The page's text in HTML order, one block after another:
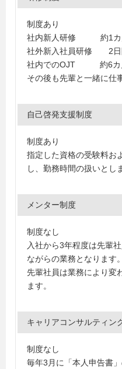
制度あり
社内新人研修 約1カ
社外新入社員研修 2日
社内でのOJT 約6カ
その後も先輩と一緒に仕
自己啓発支援制度
制度あり
指定した資格の受験料お
し、勤務時間の扱いとし
メンター制度
制度なし
入社から3年程度は先輩
ながらの業務となります。
先輩社員は業務により変
ます。
キャリアコンサルティン
制度なし
毎年3月に「本人申告書